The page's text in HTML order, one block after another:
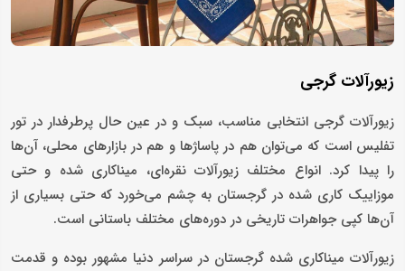
زیورآلات گرجی
زیورآلات گرجی انتخابی مناسب، سبک و در عین حال پرطرفدار در تور
تفلیس است که می‌توان هم در پاساژها و هم در بازارهای محلی، آن‌ها
را پیدا کرد. انواع مختلف زیورآلات نقره‌ای، میناکاری شده و حتی
موزاییک کاری شده در گرجستان به چشم می‌خورد که حتی بسیاری از
آن‌ها کپی جواهرات تاریخی در دوره‌های مختلف باستانی است.
زیورآلات میناکاری شده گرجستان در سراسر دنیا مشهور بوده و قدمت